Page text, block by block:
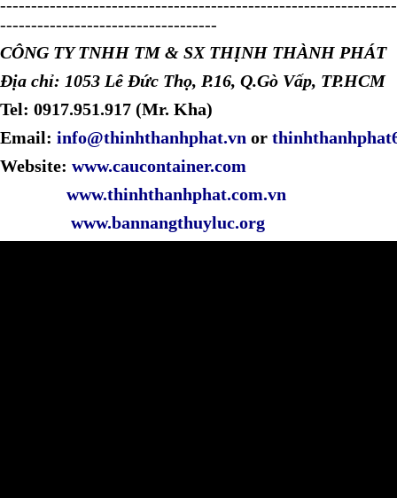
----------------------------------------------------------------
-----------------------------------
CÔNG TY TNHH TM & SX THỊNH THÀNH PHÁT
Địa chỉ: 1053 Lê Đức Thọ, P.16, Q.Gò Vấp, TP.HCM
Tel: 0917.951.917 (Mr. Kha)
Email: info@thinhthanhphat.vn or
Website: www.caucontainer.com
www.thinhthanhphat.com.vn
www.bannangthuyluc.org